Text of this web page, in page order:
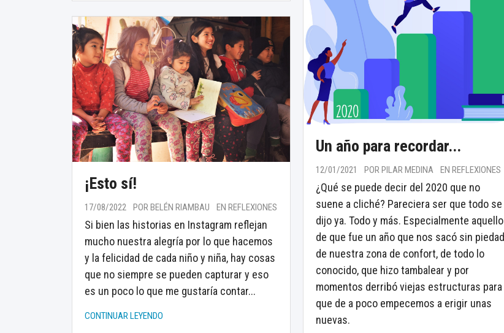
¡Esto sí!
17/08/2022 POR BELÉN RIAMBAU EN REFLEXIONES
Si bien las historias en Instagram reflejan
mucho nuestra alegría por lo que hacemos
y la felicidad de cada niño y niña, hay cosas
que no siempre se pueden capturar y eso
es un poco lo que me gustaría contar...
CONTINUAR LEYENDO
Un año para recordar...
12/01/2021 POR PILAR MEDINA EN REFLEXIONES
¿Qué se puede decir del 2020 que no
suene a cliché? Pareciera ser que todo se
dijo ya. Todo y más. Especialmente aquello
de que fue un año que nos sacó sin piedad
de nuestra zona de confort, de todo lo
conocido, que hizo tambalear y por
momentos derribó viejas estructuras para
que de a poco empecemos a erigir unas
nuevas.